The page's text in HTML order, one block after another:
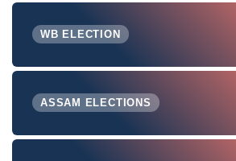
WB ELECTION
ASSAM ELECTIONS